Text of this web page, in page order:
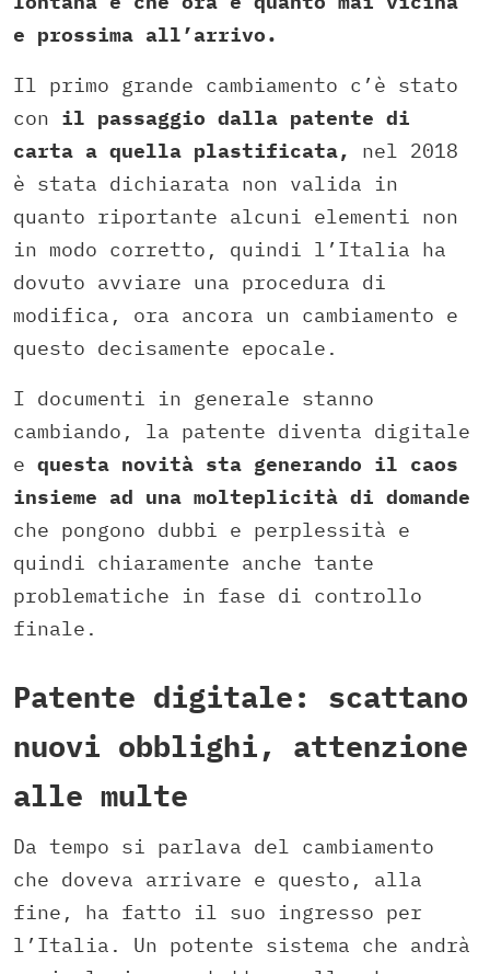
e prossima all’arrivo.
Il primo grande cambiamento c’è stato
con il passaggio dalla patente di
carta a quella plastificata,
nel 2018
è stata dichiarata non valida in
quanto riportante alcuni elementi non
in modo corretto, quindi l’Italia ha
dovuto avviare una procedura di
modifica, ora ancora un cambiamento e
questo decisamente epocale.
I documenti in generale stanno
cambiando, la patente diventa digitale
e questa novità sta generando il caos
insieme ad una molteplicità di domande
che pongono dubbi e perplessità e
quindi chiaramente anche tante
problematiche in fase di controllo
finale.
Patente digitale: scattano
nuovi obblighi, attenzione
alle multe
Da tempo si parlava del cambiamento
che doveva arrivare e questo, alla
fine, ha fatto il suo ingresso per
l’Italia. Un potente sistema che andrà